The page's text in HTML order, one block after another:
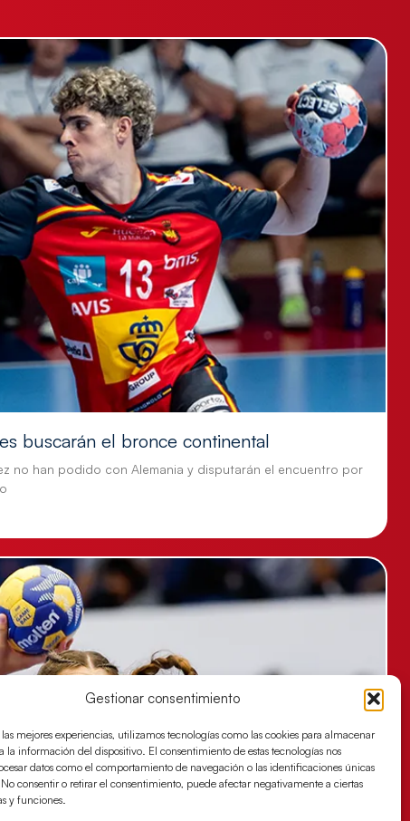
Gestionar consentimiento
mejores experiencias, utilizamos tecnologías como las cookies para almacenar
la información del dispositivo. El consentimiento de estas tecnologías nos
datos como el comportamiento de navegación o las identificaciones únicas
No consentir o retirar el consentimiento, puede afectar negativamente a ciertas
y funciones.
buscarán el bronce continental
no han podido con Alemania y disputarán el encuentro por